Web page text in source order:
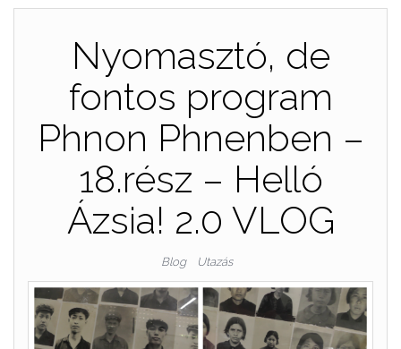
Nyomasztó, de
fontos program
Phnon Phnenben –
18.rész – Helló
Ázsia! 2.0 VLOG
Blog Utazás